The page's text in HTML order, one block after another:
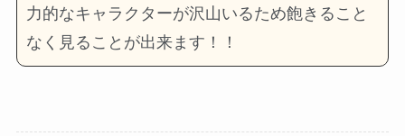
力的なキャラクターが沢山いるため飽きること
なく見ることが出来ます！！